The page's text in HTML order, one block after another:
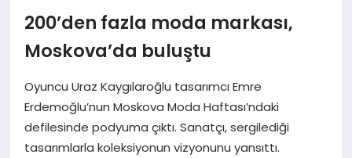
EĞITIM
EKONOMI
MAGAZIN
SAĞLIK
200’den fazla moda markası,
Moskova’da buluştu
Oyuncu Uraz Kaygılaroğlu tasarımcı Emre
Erdemoğlu’nun Moskova Moda Haftası’ndaki
defilesinde podyuma çıktı. Sanatçı, sergilediği
tasarımlarla koleksiyonun vizyonunu yansıttı.